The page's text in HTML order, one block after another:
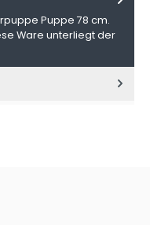
Puppe 78 cm.
Ware unterliegt der